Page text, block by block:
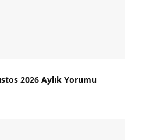
2026 Aylık Yorumu